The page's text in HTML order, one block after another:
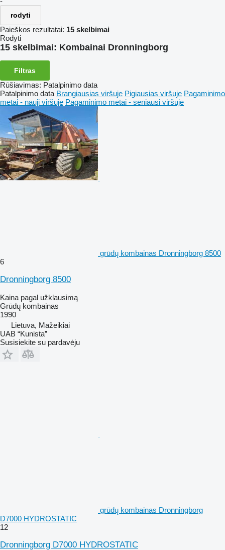
rodyti
Paieškos rezultatai: 15 skelbimai
Rodyti
15 skelbimai: Kombainai Dronningborg
Filtras
Rūšiavimas: Patalpinimo data
Patalpinimo data Brangiausias viršuje Pigiausias viršuje Pagaminimo
metai - nauji viršuje Pagaminimo metai - seniausi viršuje
grūdų kombainas Dronningborg 8500
6
Dronningborg 8500
Kaina pagal užklausimą
Grūdų kombainas
1990
Lietuva, Mažeikiai
UAB “Kunista”
Susisiekite su pardavėju
grūdų kombainas Dronningborg
D7000 HYDROSTATIC
12
Dronningborg D7000 HYDROSTATIC